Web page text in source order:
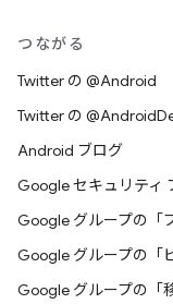
つながる
Twitter の @Android
Twitter の
Android ブログ
Google セキュリティ
Google グループの「
Google グループの「
Google グループの「